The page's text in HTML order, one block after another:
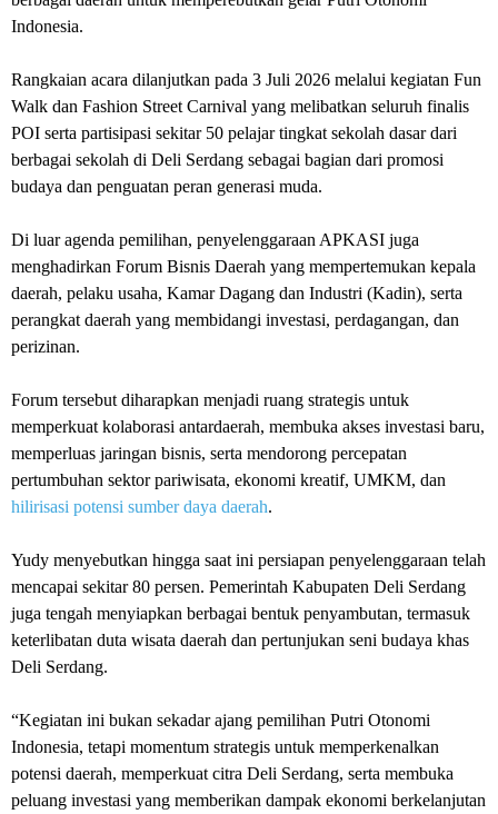
Indonesia.
Rangkaian acara dilanjutkan pada 3 Juli 2026 melalui kegiatan Fun
Walk dan Fashion Street Carnival yang melibatkan seluruh finalis
POI serta partisipasi sekitar 50 pelajar tingkat sekolah dasar dari
berbagai sekolah di Deli Serdang sebagai bagian dari promosi
budaya dan penguatan peran generasi muda.
Di luar agenda pemilihan, penyelenggaraan APKASI juga
menghadirkan Forum Bisnis Daerah yang mempertemukan kepala
daerah, pelaku usaha, Kamar Dagang dan Industri (Kadin), serta
perangkat daerah yang membidangi investasi, perdagangan, dan
perizinan.
Forum tersebut diharapkan menjadi ruang strategis untuk
memperkuat kolaborasi antardaerah, membuka akses investasi baru,
memperluas jaringan bisnis, serta mendorong percepatan
pertumbuhan sektor pariwisata, ekonomi kreatif, UMKM, dan
hilirisasi potensi sumber daya daerah.
Yudy menyebutkan hingga saat ini persiapan penyelenggaraan telah
mencapai sekitar 80 persen. Pemerintah Kabupaten Deli Serdang
juga tengah menyiapkan berbagai bentuk penyambutan, termasuk
keterlibatan duta wisata daerah dan pertunjukan seni budaya khas
Deli Serdang.
“Kegiatan ini bukan sekadar ajang pemilihan Putri Otonomi
Indonesia, tetapi momentum strategis untuk memperkenalkan
potensi daerah, memperkuat citra Deli Serdang, serta membuka
peluang investasi yang memberikan dampak ekonomi berkelanjutan